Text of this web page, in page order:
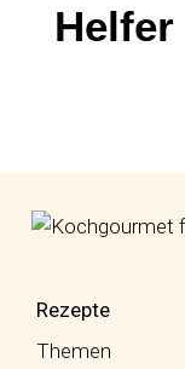
Helfer
Rezepte
Themen